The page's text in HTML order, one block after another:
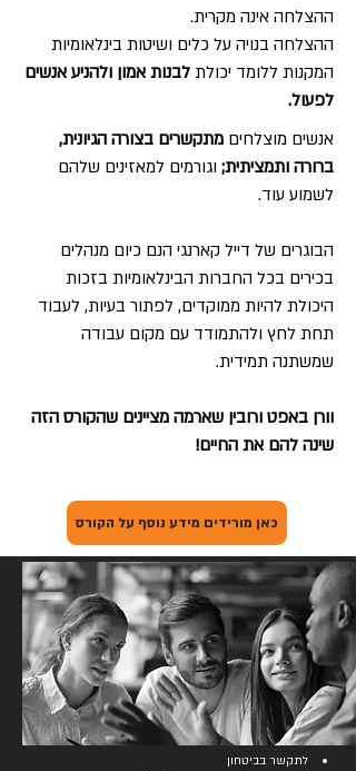
ההצלחה אינה מקרית.
ההצלחה בנויה על כלים ושיטות בינלאומיות
המקנות ללומד יכולת לבנות אמון ולהניע אנשים
לפעול.
אנשים מוצלחים מתקשרים בצורה הגיונית,
ברורה ותמציתית; וגורמים למאזינים שלהם
לשמוע עוד.
הבוגרים של דייל קארנגי הנם כיום מנהלים
בכירים בכל החברות הבינלאומיות בזכות
היכולת להיות ממוקדים, לפתור בעיות, לעבוד
תחת לחץ ולהתמודד עם מקום עבודה
שמשתנה תמידית.
וורן באפט ורובין שארמה מציינים שהקורס הזה
שינה להם את החיים!
כאן מורידים מידע נוסף על הקורס
לתקשר בביטחון